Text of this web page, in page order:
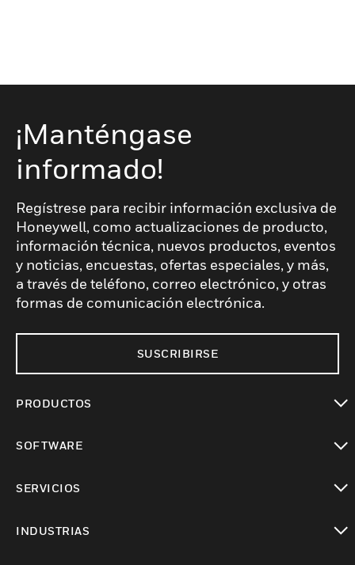
¡Manténgase
informado!
Regístrese para recibir información exclusiva de
Honeywell, como actualizaciones de producto,
información técnica, nuevos productos, eventos
y noticias, encuestas, ofertas especiales, y más,
a través de teléfono, correo electrónico, y otras
formas de comunicación electrónica.
SUSCRIBIRSE
PRODUCTOS
SOFTWARE
SERVICIOS
INDUSTRIAS